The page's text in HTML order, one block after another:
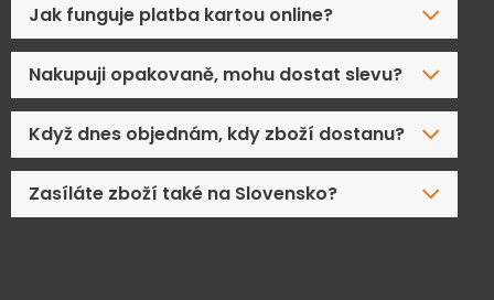
Jak funguje platba kartou online?
Nakupuji opakovaně, mohu dostat slevu?
Když dnes objednám, kdy zboží dostanu?
Zasíláte zboží také na Slovensko?